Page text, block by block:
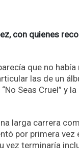
con quienes
que no había
las de un
Seas Cruel” y la
larga carrera
por primera vez
vez terminaría